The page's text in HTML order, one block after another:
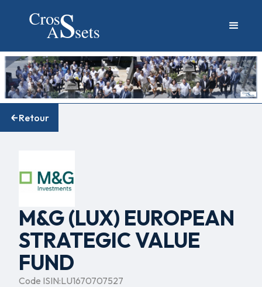
Retour
M&G (LUX) EUROPEAN
STRATEGIC VALUE
FUND
Code ISIN:LU1670707527